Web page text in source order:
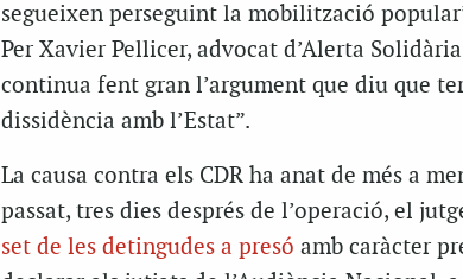
segueixen perseguint la mobilització
Per Xavier Pellicer, advocat d’Alerta
continua fent gran l’argument que diu que
dissidència amb l’Estat”.
La causa contra els CDR ha anat de més a
passat, tres dies després de l’operació, el
set de les detingudes a presó amb caràcter